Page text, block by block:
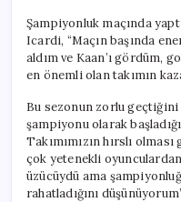
Şampiyonluk maçında
Icardi, “Maçın başında
aldım ve Kaan’ı gördüm,
en önemli olan takımın
Bu sezonun zorlu
şampiyonu olarak
Takımımızın hırslı
çok yetenekli
üzücüydü ama
rahatladığını